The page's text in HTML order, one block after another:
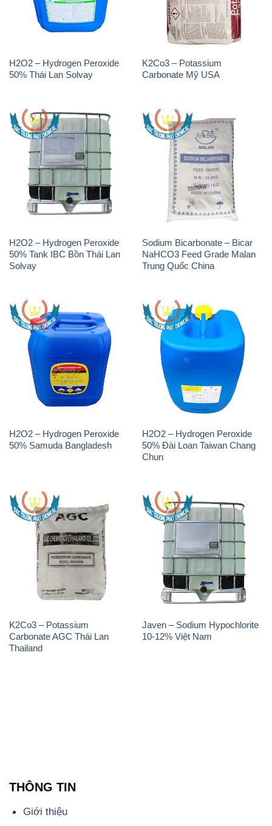
H2O2 – Hydrogen Peroxide
50% Thái Lan Solvay
K2Co3 – Potassium
Carbonate Mỹ USA
H2O2 – Hydrogen Peroxide
50% Tank IBC Bồn Thái Lan
Solvay
Sodium Bicarbonate – Bicar
NaHCO3 Feed Grade Malan
Trung Quốc China
H2O2 – Hydrogen Peroxide
50% Samuda Bangladesh
H2O2 – Hydrogen Peroxide
50% Đài Loan Taiwan Chang
Chun
K2Co3 – Potassium
Carbonate AGC Thái Lan
Thailand
Javen – Sodium Hypochlorite
10-12% Việt Nam
THÔNG TIN
Giới thiệu